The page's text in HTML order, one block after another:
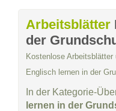
Arbeitsblätter
der
Kostenlose
Englisch lernen in der
In der Kategorie-
lernen in der